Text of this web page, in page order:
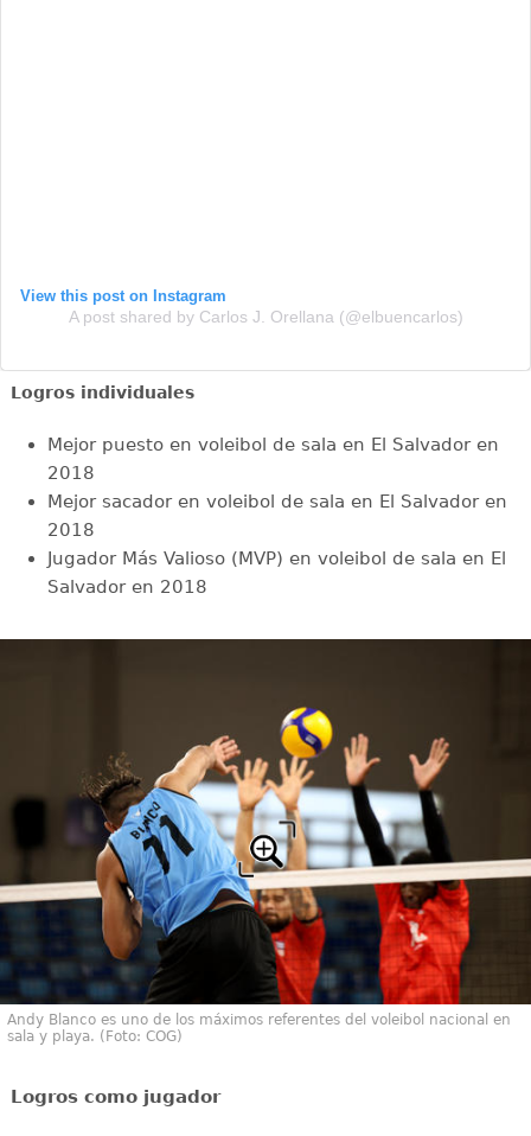
View this post on Instagram
A post shared by Carlos J. Orellana (@elbuencarlos)
Logros individuales
Mejor puesto en voleibol de sala en El Salvador en
2018
Mejor sacador en voleibol de sala en El Salvador en
2018
Jugador Más Valioso (MVP) en voleibol de sala en El
Salvador en 2018
Andy Blanco es uno de los máximos referentes del voleibol nacional en
sala y playa. (Foto: COG)
Logros como jugador